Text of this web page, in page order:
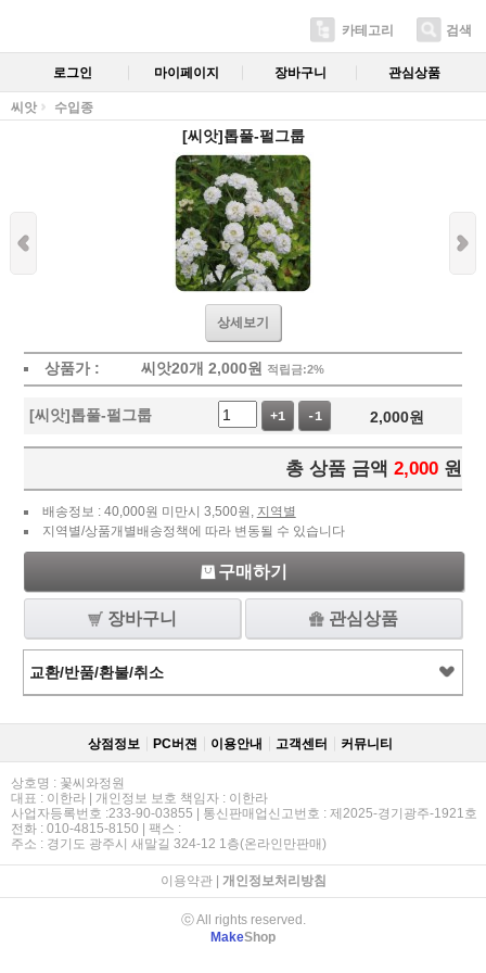
카테고리 검색
로그인 마이페이지 장바구니 관심상품
씨앗 수입종
[씨앗]톱풀-펄그룹
상세보기
상품가 : 씨앗20개 2,000원 적립금:2%
[씨앗]톱풀-펄그룹 +1 -1 2,000원
총 상품 금액 2,000 원
배송정보 : 40,000원 미만시 3,500원, 지역별
지역별/상품개별배송정책에 따라 변동될 수 있습니다
구매하기
장바구니 관심상품
교환/반품/환불/취소
상점정보 PC버젼 이용안내 고객센터 커뮤니티
상호명 : 꽃씨와정원
대표 : 이한라 | 개인정보 보호 책임자 : 이한라
사업자등록번호 :233-90-03855 | 통신판매업신고번호 : 제2025-경기광주-1921호
전화 : 010-4815-8150 | 팩스 :
주소 : 경기도 광주시 새말길 324-12 1층(온라인만판매)
이용약관| 개인정보처리방침
ⓒ All rights reserved.
MakeShop